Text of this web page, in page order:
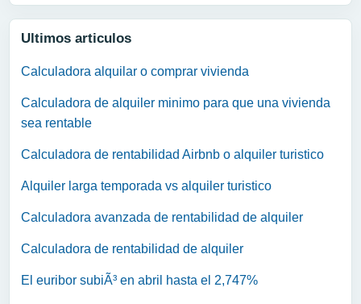
Ultimos articulos
Calculadora alquilar o comprar vivienda
Calculadora de alquiler minimo para que una vivienda
sea rentable
Calculadora de rentabilidad Airbnb o alquiler turistico
Alquiler larga temporada vs alquiler turistico
Calculadora avanzada de rentabilidad de alquiler
Calculadora de rentabilidad de alquiler
El euribor subiÃ³ en abril hasta el 2,747%